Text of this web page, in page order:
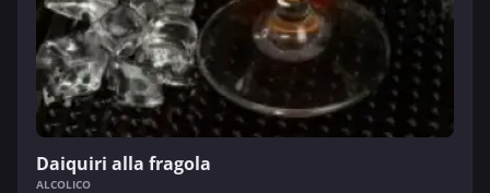
Daiquiri alla fragola
ALCOLICO